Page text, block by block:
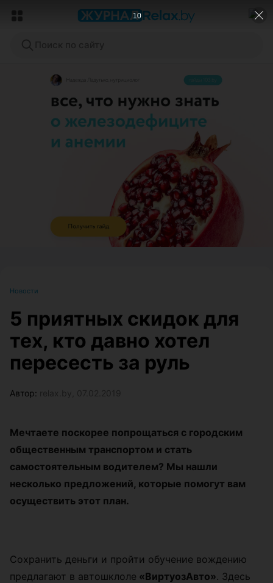
ЭФФЕКТИВНАЯ РЕКЛАМА НА САЙТЕ
Новости
5 приятных скидок для
тех, кто давно хотел
пересесть за руль
Автор:
Мечтаете поскорее попрощаться с городским
общественным транспортом и стать
самостоятельным водителем? Мы нашли
несколько предложений, которые помогут вам
осуществить этот план.
Сохранить деньги и пройти обучение вождению
предлагают в автошклоле «ВиртуозАвто». Здесь
9